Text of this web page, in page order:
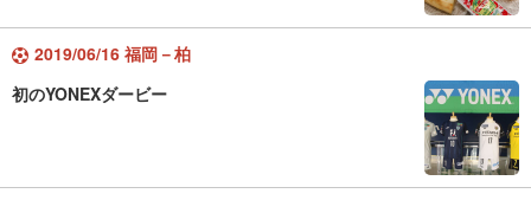
2019/06/16 福岡－柏
初のYONEXダービー